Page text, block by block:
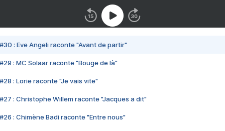
#30 : Eve Angeli raconte "Avant de partir"
#29 : MC Solaar raconte "Bouge de là"
#28 : Lorie raconte "Je vais vite"
#27 : Christophe Willem raconte "Jacques a dit"
#26 : Chimène Badi raconte "Entre nous"